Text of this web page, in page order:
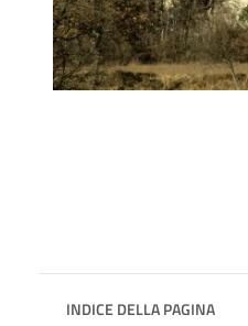
INDICE DELLA PAGINA